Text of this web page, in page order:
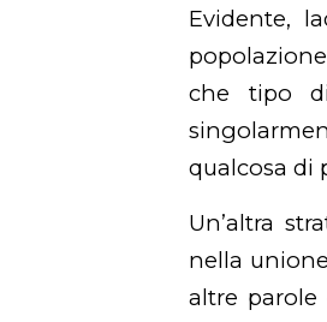
Evidente,
che tipo
qualcosa di
Un’altra
nella
altre